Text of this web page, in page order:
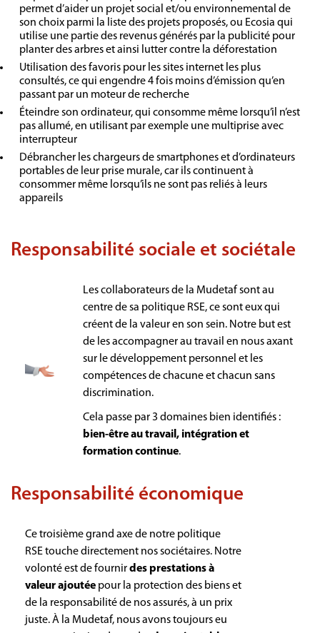
permet d’aider un projet social et/ou environnemental de
son choix parmi la liste des projets proposés, ou Ecosia qui
utilise une partie des revenus générés par la publicité pour
planter des arbres et ainsi lutter contre la déforestation
Utilisation des favoris pour les sites internet les plus
consultés, ce qui engendre 4 fois moins d’émission qu’en
passant par un moteur de recherche
Éteindre son ordinateur, qui consomme même lorsqu’il n’est
pas allumé, en utilisant par exemple une multiprise avec
interrupteur
Débrancher les chargeurs de smartphones et d’ordinateurs
portables de leur prise murale, car ils continuent à
consommer même lorsqu’ils ne sont pas reliés à leurs
appareils
Responsabilité sociale et sociétale
Les collaborateurs de la Mudetaf sont au
centre de sa politique RSE, ce sont eux qui
créent de la valeur en son sein. Notre but est
de les accompagner au travail en nous axant
sur le développement personnel et les
compétences de chacune et chacun sans
discrimination.
Cela passe par 3 domaines bien identifiés :
bien-être au travail, intégration et
formation continue.
Responsabilité économique
Ce troisième grand axe de notre politique
RSE touche directement nos sociétaires. Notre
volonté est de fournirdes prestations à
valeur ajoutée pour la protection des biens et
de la responsabilité de nos assurés, à un prix
juste. À la Mudetaf, nous avons toujours eu